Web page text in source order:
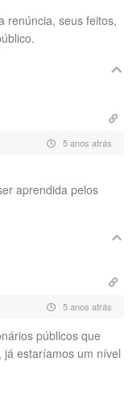
renúncia, seus feitos,
5 anos atrás
aprendida pelos
5 anos atrás
públicos que
estaríamos um nível